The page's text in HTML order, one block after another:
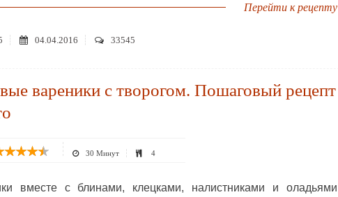
Перейти к рецепту
04.04.2016 33545
вареники с творогом. Пошаговый рецепт
30 Минут 4
вместе с блинами, клецками, налистниками и оладьями